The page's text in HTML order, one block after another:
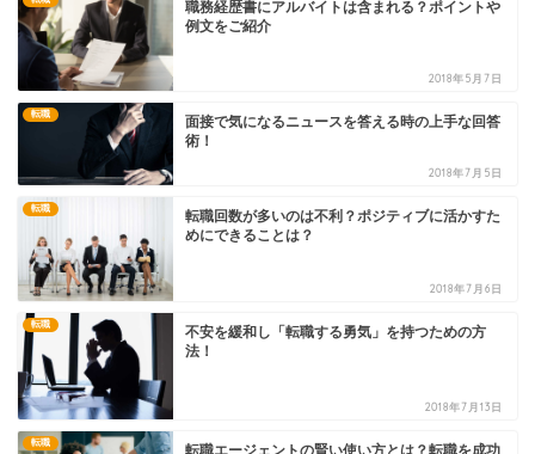
職務経歴書にアルバイトは含まれる？ポイントや
例文をご紹介
2018年5月7日
転職
面接で気になるニュースを答える時の上手な回答
術！
2018年7月5日
転職
転職回数が多いのは不利？ポジティブに活かすた
めにできることは？
2018年7月6日
転職
不安を緩和し「転職する勇気」を持つための方
法！
2018年7月13日
転職